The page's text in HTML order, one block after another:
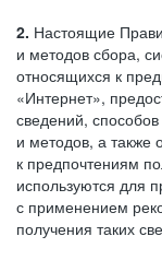
2. Настоящие
и методов сбора,
относящихся к
«Интернет»,
сведений,
и методов, а также
к предпочтениям
используются для
с применением
получения таких